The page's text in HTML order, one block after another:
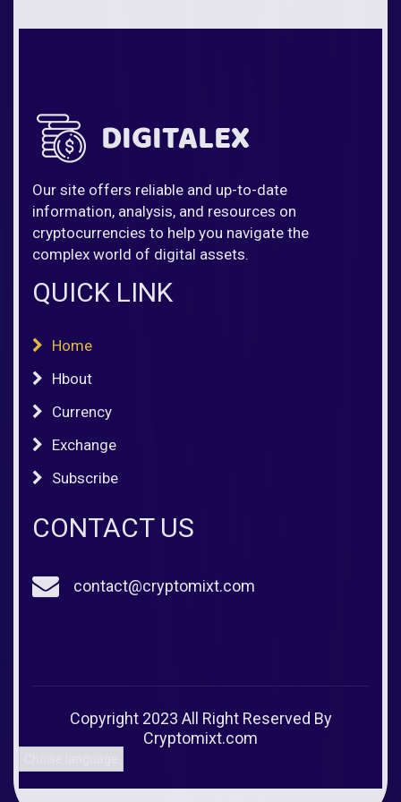
Our site offers reliable and up-to-date
information, analysis, and resources on
cryptocurrencies to help you navigate the
complex world of digital assets.
QUICK LINK
Home
Hbout
Currency
Exchange
Subscribe
CONTACT US
contact@cryptomixt.com
Copyright 2023 All Right Reserved By
Cryptomixt.com